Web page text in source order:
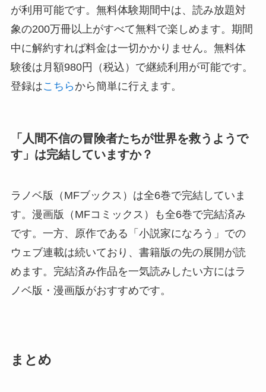
が利用可能です。無料体験期間中は、読み放題対
象の200万冊以上がすべて無料で楽しめます。期間
中に解約すれば料金は一切かかりません。無料体
験後は月額980円（税込）で継続利用が可能です。
登録はこちら から簡単に行えます。
「人間不信の冒険者たちが世界を救うようで
す」は完結していますか？
ラノベ版（MFブックス）は全6巻で完結していま
す。漫画版（MFコミックス）も全6巻で完結済み
です。一方、原作である「小説家になろう」での
ウェブ連載は続いており、書籍版の先の展開が読
めます。完結済み作品を一気読みしたい方にはラ
ノベ版・漫画版がおすすめです。
まとめ